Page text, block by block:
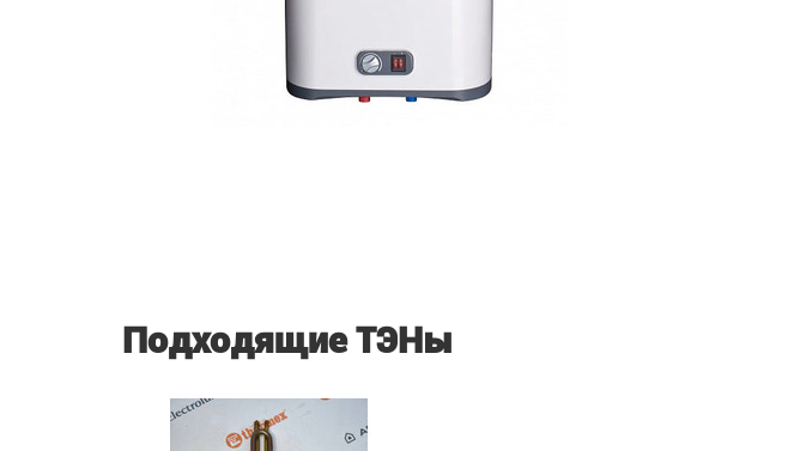
Подходящие ТЭНы